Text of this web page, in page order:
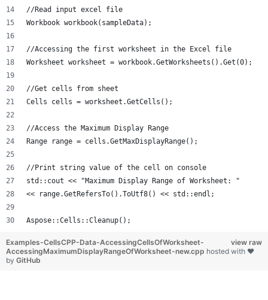
//Read input excel file
Workbook workbook(sampleData);
//Accessing the first worksheet in the Excel file
Worksheet worksheet = workbook.GetWorksheets().Get(0);
//Get cells from sheet
Cells cells = worksheet.GetCells();
//Access the Maximum Display Range
Range range = cells.GetMaxDisplayRange();
//Print string value of the cell on console
std::cout << "Maximum Display Range of Worksheet: "
<< range.GetRefersTo().ToUtf8() << std::endl;
Aspose::Cells::Cleanup();
view raw
Examples-CellsCPP-Data-AccessingCellsOfWorksheet-
AccessingMaximumDisplayRangeOfWorksheet-new.cpp hosted with ❤
by GitHub